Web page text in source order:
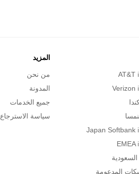
AT&T
Verizon
Japan Softbank
EMEA
المدعومة
المزيد
من نحن
المدونة
جميع الخدمات
سياسة الاسترجاع